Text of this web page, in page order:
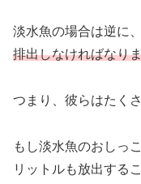
淡水魚の場合は逆に、
排出しなければなり
つまり、彼らはたく
もし淡水魚のおしっ
リットルも放出する